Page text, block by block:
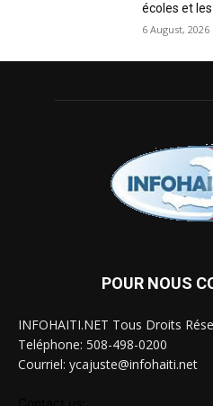
écoles et
6 August, 2026
POUR NOUS
INFOHAITI.NET Tous Droits
Teléphone: 508-498-0200
Courriel: ycajuste@infohaiti.net